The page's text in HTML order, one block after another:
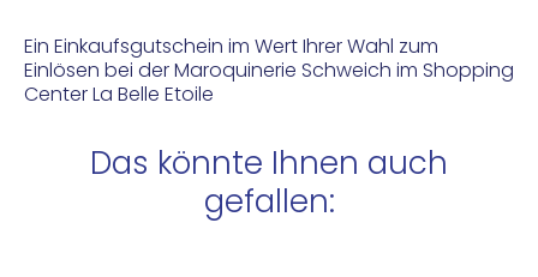
Ein Einkaufsgutschein im Wert Ihrer Wahl zum
Einlösen bei der Maroquinerie Schweich im Shopping
Center La Belle Etoile
Das könnte Ihnen auch
gefallen: